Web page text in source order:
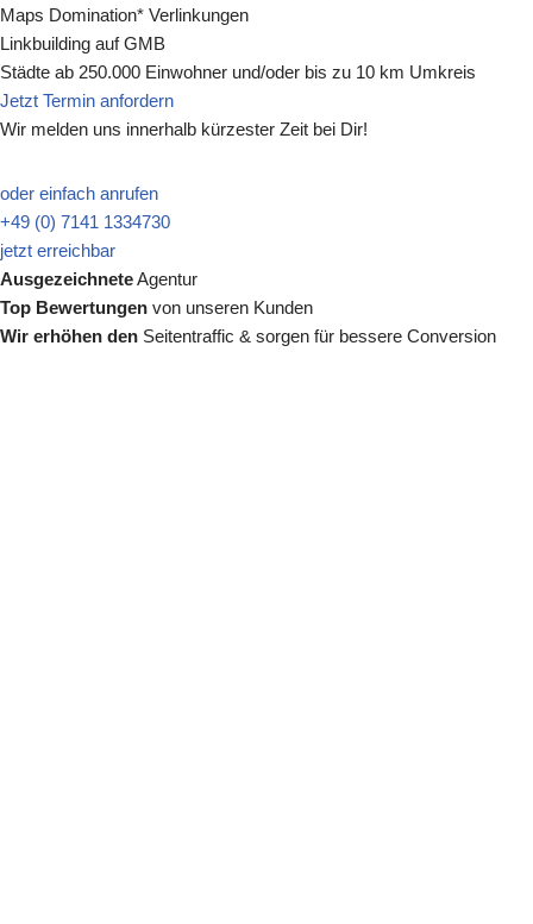
Maps Domination* Verlinkungen
Linkbuilding auf GMB
Städte ab 250.000 Einwohner und/oder bis zu 10 km Umkreis
Jetzt Termin anfordern
Wir melden uns innerhalb kürzester Zeit bei Dir!
oder einfach anrufen
+49 (0) 7141 1334730
jetzt erreichbar
AusgezeichneteAgentur
Top Bewertungen von unseren Kunden
Wir erhöhen den Seitentraffic & sorgen für bessere Conversion